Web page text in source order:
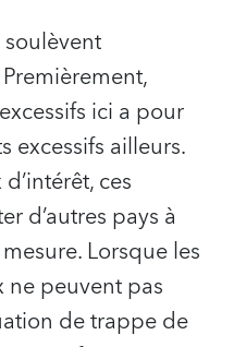
soulèvent
ici a pour
excessifs ailleurs.
ces
d’autres pays à
Lorsque les
ne peuvent pas
de trappe de